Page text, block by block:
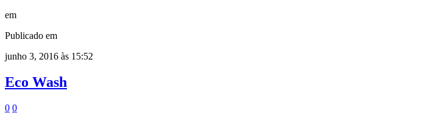
em
Publicado em
junho 3, 2016 às 15:52
Eco Wash
0 0